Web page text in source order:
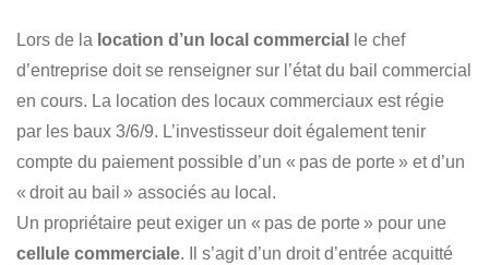
Lors de la location d’un local commercial
le chef
d’entreprise doit se renseigner sur l’état du bail commercial
en cours. La location des locaux commerciaux est régie
par les baux 3/6/9. L’investisseur doit également tenir
compte du paiement possible d’un « pas de porte » et d’un
« droit au bail » associés au local.
Un propriétaire peut exiger un « pas de porte » pour une
cellule commerciale. Il s’agit d’un droit d’entrée acquitté